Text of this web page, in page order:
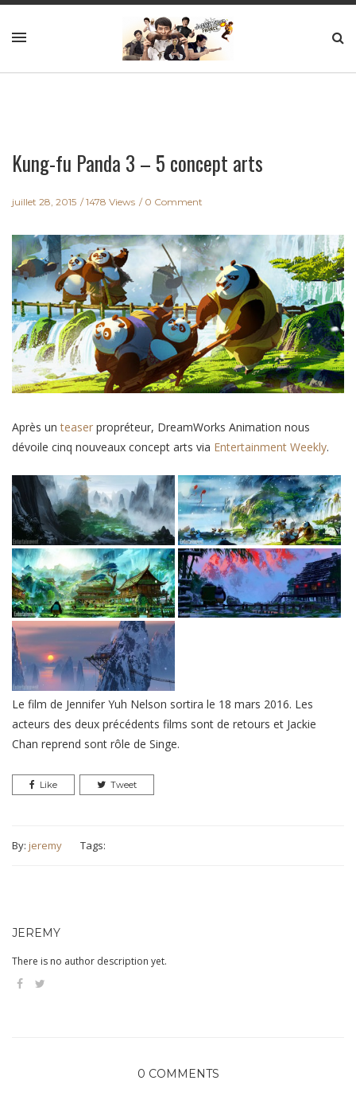
Kung-fu Panda 3 – 5 concept arts
juillet 28, 2015 1478 Views 0 Comment
Après unteaser propréteur, DreamWorks Animation nous
dévoile cinq nouveaux concept arts via Entertainment Weekly.
Le film de Jennifer Yuh Nelson sortira le 18 mars 2016. Les
acteurs des deux précédents films sont de retours et Jackie
Chan reprend sont rôle de Singe.
Like Tweet
By: jeremy Tags:
JEREMY
There is no author description yet.
0 COMMENTS